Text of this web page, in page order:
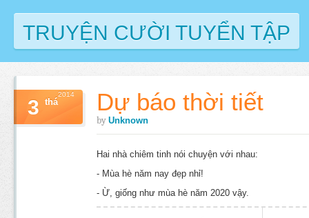
TRUYỆN CƯỜI TUYỂN TẬP
Dự báo thời tiết
by Unknown
3 thá
2014
Hai nhà chiêm tinh nói chuyện với nhau:
- Mùa hè năm nay đẹp nhỉ!
- Ừ, giống như mùa hè năm 2020 vậy.